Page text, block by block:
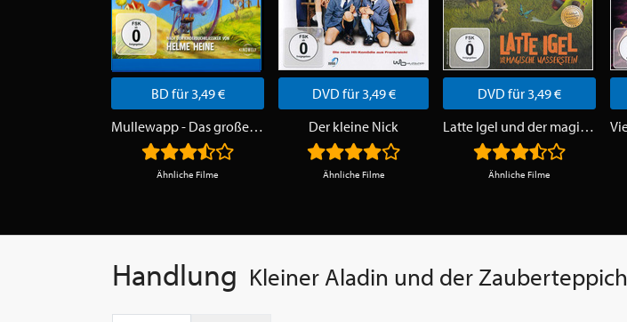
BD für 3,49 €
Mullewapp - Das große Kinoabenteuer der Freunde
Ähnliche Filme
DVD für 3,49 €
Der kleine Nick
Ähnliche Filme
DVD für 3,49 €
Latte Igel und der magische Wasserstein
Ähnliche Filme
Handlung Kleiner Aladin und der Zauberteppich